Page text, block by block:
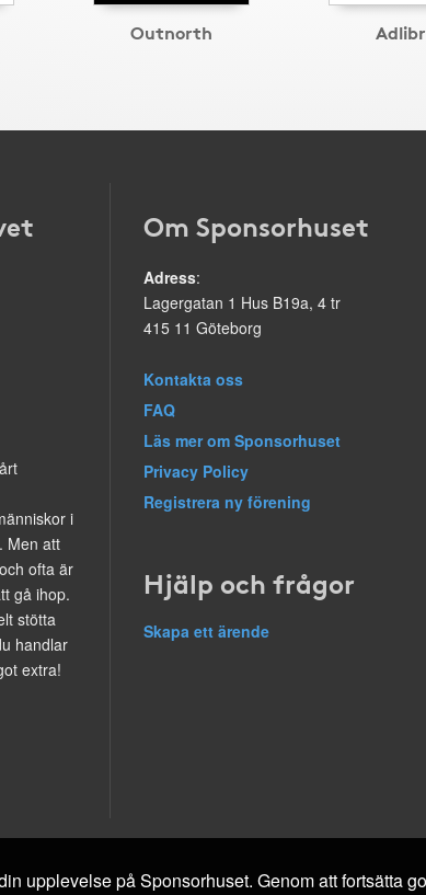
Outnorth
i
Men att
ofta är
gå ihop.
stötta
handlar
extra!
Om Sponsorhuset
Adress:
Lagergatan 1 Hus B19a, 4 tr
415 11 Göteborg
Kontakta oss
FAQ
Läs mer om Sponsorhuset
Privacy Policy
Registrera ny förening
Hjälp och frågor
Skapa ett ärende
upplevelse på Sponsorhuset. Genom att fortsätta